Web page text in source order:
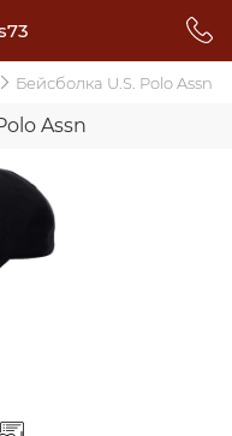
Бейсболка U.S. Polo Assn
Assn